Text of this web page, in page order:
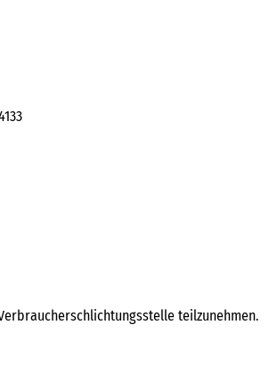
teilzunehmen.